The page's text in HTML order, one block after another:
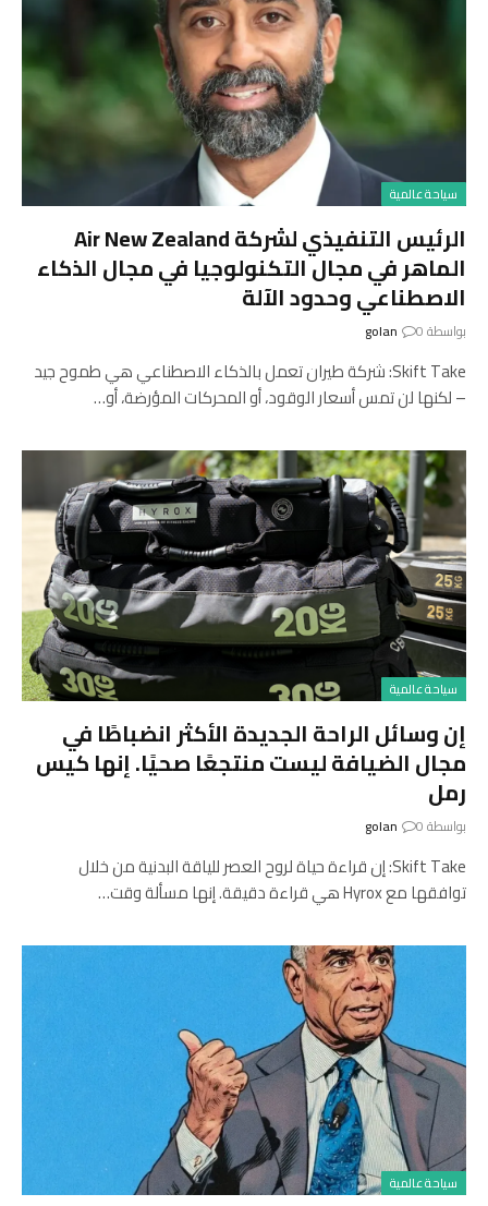
سياحة عالمية
الرئيس التنفيذي لشركة Air New Zealand
الماهر في مجال التكنولوجيا في مجال الذكاء
الاصطناعي وحدود الآلة
بواسطة golan 0
Skift Take: شركة طيران تعمل بالذكاء الاصطناعي هي طموح جيد
– لكنها لن تمس أسعار الوقود، أو المحركات المؤرضة، أو…
سياحة عالمية
إن وسائل الراحة الجديدة الأكثر انضباطًا في
مجال الضيافة ليست منتجعًا صحيًا. إنها كيس
رمل
بواسطة golan 0
Skift Take: إن قراءة حياة لروح العصر للياقة البدنية من خلال
توافقها مع Hyrox هي قراءة دقيقة. إنها مسألة وقت…
سياحة عالمية